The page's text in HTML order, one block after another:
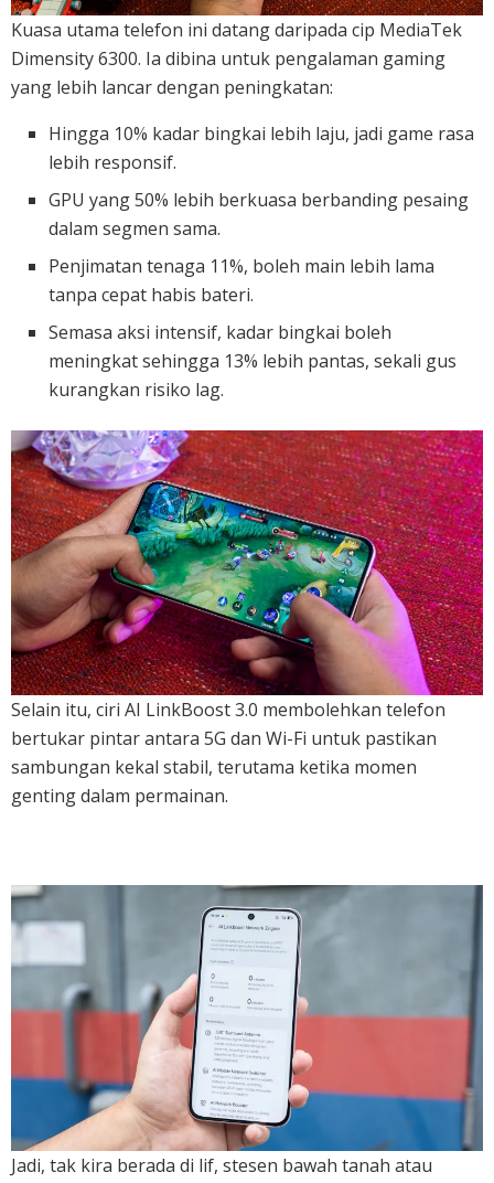
Kuasa utama telefon ini datang daripada cip MediaTek
Dimensity 6300. Ia dibina untuk pengalaman gaming
yang lebih lancar dengan peningkatan:
Hingga 10% kadar bingkai lebih laju, jadi game rasa
lebih responsif.
GPU yang 50% lebih berkuasa berbanding pesaing
dalam segmen sama.
Penjimatan tenaga 11%, boleh main lebih lama
tanpa cepat habis bateri.
Semasa aksi intensif, kadar bingkai boleh
meningkat sehingga 13% lebih pantas, sekali gus
kurangkan risiko lag.
Selain itu, ciri AI LinkBoost 3.0 membolehkan telefon
bertukar pintar antara 5G dan Wi-Fi untuk pastikan
sambungan kekal stabil, terutama ketika momen
genting dalam permainan.
Jadi, tak kira berada di lif, stesen bawah tanah atau